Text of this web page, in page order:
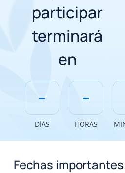
participar
terminará
en
--
DÍAS
--
HORAS
Fechas